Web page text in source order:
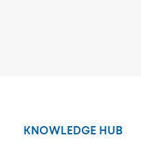
KNOWLEDGE HUB